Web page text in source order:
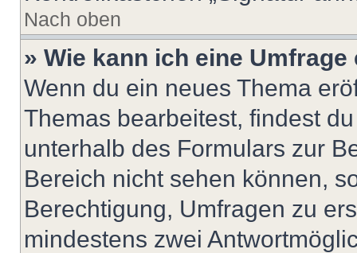
Nach oben
» Wie kann ich eine
Wenn du ein neues Thema
Themas bearbeitest, findest
unterhalb des Formulars zur
Bereich nicht sehen können,
Berechtigung, Umfragen zu
mindestens zwei